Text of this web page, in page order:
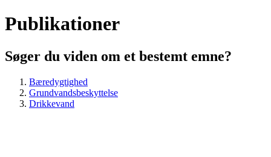
Publikationer
Søger du viden om et bestemt emne?
Bæredygtighed
Grundvandsbeskyttelse
Drikkevand